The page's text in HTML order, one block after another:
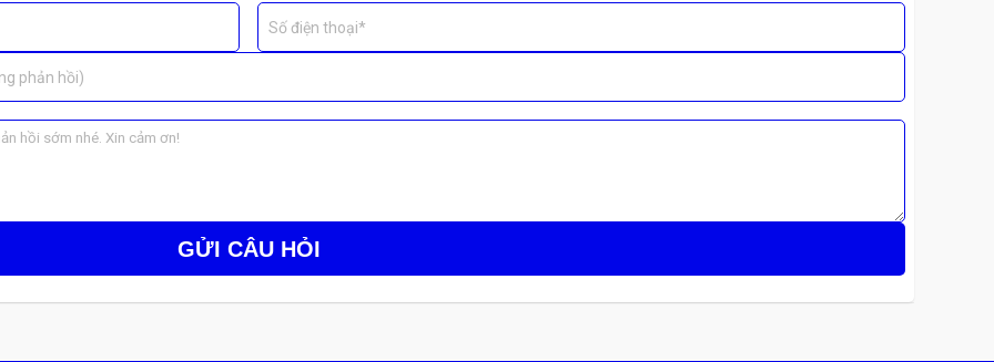
trội và trải nghiệm hoàn hảo
.
của máy.
mới.
Số điện thoại*
phản hồi)
GỬI CÂU HỎI